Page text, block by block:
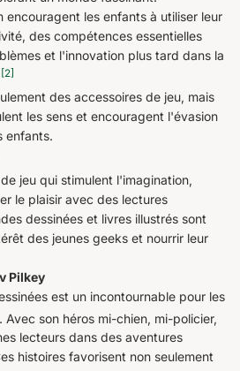
encouragent les enfants à utiliser leur
des compétences essentielles
et l'innovation plus tard dans la
[2]
des accessoires de jeu, mais
les sens et encouragent l'évasion
enfants.
jeu qui stimulent l'imagination,
le plaisir avec des lectures
dessinées et livres illustrés sont
des jeunes geeks et nourrir leur
Pilkey
est un incontournable pour les
. Avec son héros mi-chien, mi-policier,
lecteurs dans des aventures
histoires favorisent non seulement